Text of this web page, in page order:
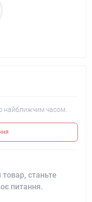
найближчим часом.
станьте
питання.